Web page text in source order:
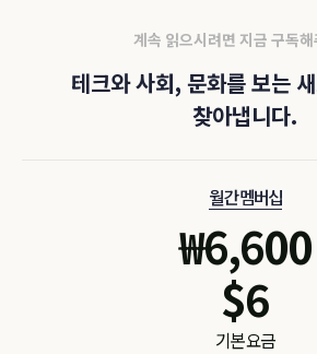
계속 읽으시려면 지금 구독
테크와 사회, 문화를 보는
찾아냅니다.
월간 멤버십
₩6,600
$6
기본 요금